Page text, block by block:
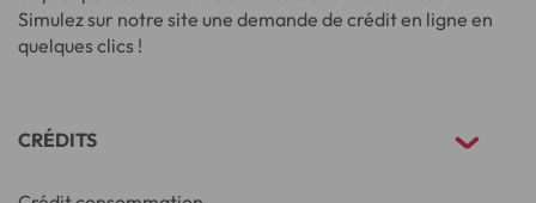
Simulez sur notre site une demande de crédit en ligne en
quelques clics !
CRÉDITS